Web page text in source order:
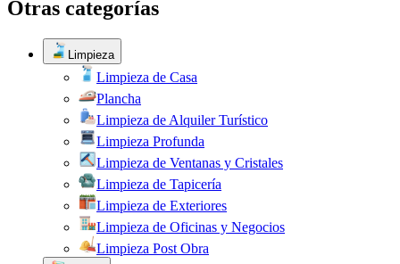
Otras categorías
Limpieza
Limpieza de Casa
Plancha
Limpieza de Alquiler Turístico
Limpieza Profunda
Limpieza de Ventanas y Cristales
Limpieza de Tapicería
Limpieza de Exteriores
Limpieza de Oficinas y Negocios
Limpieza Post Obra